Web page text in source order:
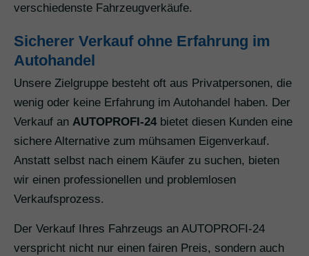
verschiedenste Fahrzeugverkäufe.
Sicherer Verkauf ohne Erfahrung im
Autohandel
Unsere Zielgruppe besteht oft aus Privatpersonen, die
wenig oder keine Erfahrung im Autohandel haben. Der
Verkauf an AUTOPROFI-24bietet diesen Kunden eine
sichere Alternative zum mühsamen Eigenverkauf.
Anstatt selbst nach einem Käufer zu suchen, bieten
wir einen professionellen und problemlosen
Verkaufsprozess.
Der Verkauf Ihres Fahrzeugs an AUTOPROFI-24
verspricht nicht nur einen fairen Preis, sondern auch